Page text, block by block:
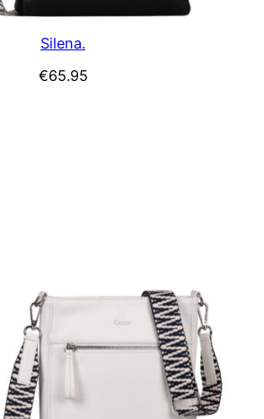
Silena.
€65.95